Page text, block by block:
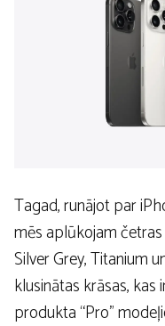
Tagad, runājot par
mēs aplūkojam
Silver Grey, Titanium
klusinātas krāsas,
produkta “Pro”